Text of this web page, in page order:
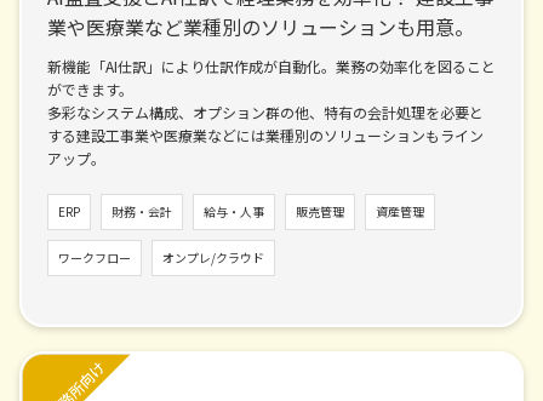
業や医療業など業種別のソリューションも用意。
新機能「AI仕訳」により仕訳作成が自動化。業務の効率化を図ること
ができます。
多彩なシステム構成、オプション群の他、特有の会計処理を必要と
する建設工事業や医療業などには業種別のソリューションもライン
アップ。
ERP 財務・会計 給与・人事 販売管理 資産管理
ワークフロー オンプレ/クラウド